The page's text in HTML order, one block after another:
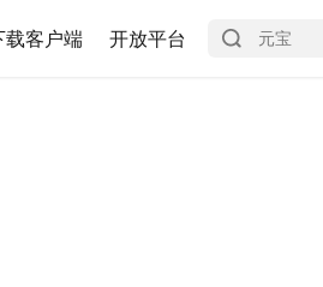
载客户端 开放平台